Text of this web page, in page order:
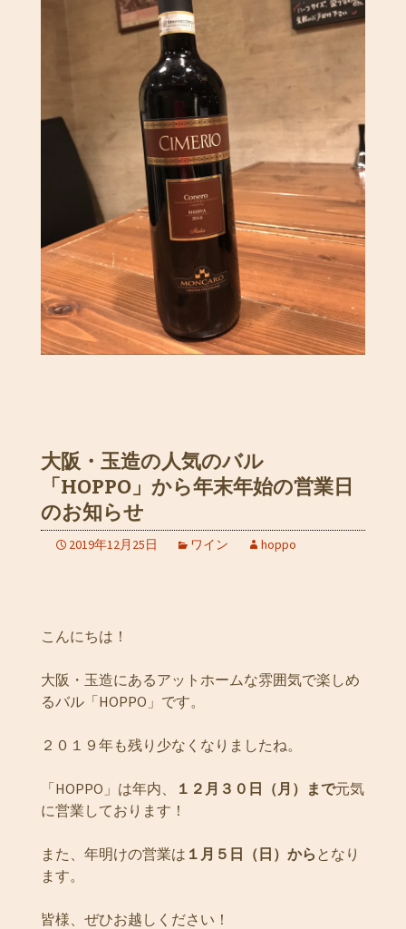
大阪・玉造の人気のバル
「HOPPO」から年末年始の営業日
のお知らせ
2019年12月25日 ワイン hoppo
こんにちは！
大阪・玉造にあるアットホームな雰囲気で楽しめ
るバル「HOPPO」です。
２０１９年も残り少なくなりましたね。
「HOPPO」は年内、 １２月３０日（月）まで元気
に営業しております！
また、年明けの営業は １月５日（日）から となり
ます。
皆様、ぜひお越しください！